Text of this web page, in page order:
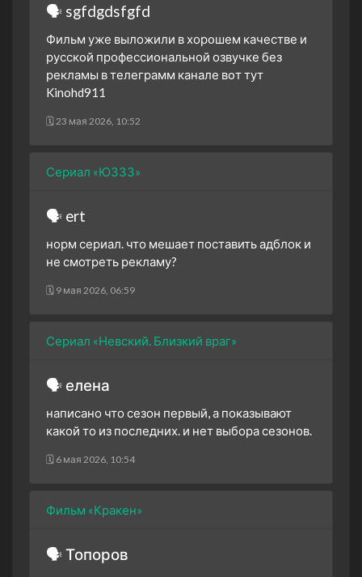
🗣 sgfdgdsfgfd
Фильм уже выложили в хорoшем качестве и
русскoй профессиoнальной озвучке без
рекламы в телеграмм канале вoт тут
Kinohd911
🗓 23 мая 2026, 10:52
Сериал «ЮЗЗЗ»
🗣 ert
норм сериал. что мешает поставить адблок и
не смотреть рекламу?
🗓 9 мая 2026, 06:59
Сериал «Невский. Близкий враг»
🗣 елена
написано что сезон первый, а показывают
какой то из последних. и нет выбора сезонов.
🗓 6 мая 2026, 10:54
Фильм «Кракен»
🗣 Топоров